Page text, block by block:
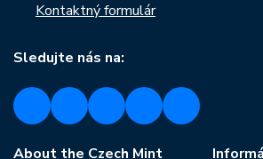
Kontaktný formulár
Sledujte nás na:
About the Czech Mint